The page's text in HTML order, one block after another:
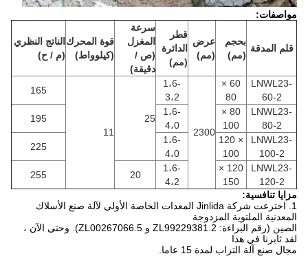
مواصفات:
قلم المدقة
بحجم
(مم)
عرض
(مم)
قطر
الدائرة
(مم)
سرعة
المغزل
(ص /
دقيقة)
قوة المحرك
(كيلوواط)
الناتج النظري
(م / ح)
LNWL23-
60-2
60 ×
80
2300
1،6-
3،2
25
11
165
LNWL23-
80-2
80 ×
100
1،6-
4،0
195
LNWL23-
100-2
× 120
100
1،6-
4،0
225
LNWL23-
120-2
120 ×
150
1،6-
4،2
20
255
مزايا تنافسية:
1. اخترعت شركة Jinlida المعدات الخاصة الأولى لآلة صنع الأسلاك
المعدنية الملتوية المزدوجة
الصين (رقم البراءة: ZL99229381.2 و ZL00267066.5).
وحتى الآن ،
لقد ثابرنا في هذا
مجال صنع آلة التراب لمدة 15 عاما.